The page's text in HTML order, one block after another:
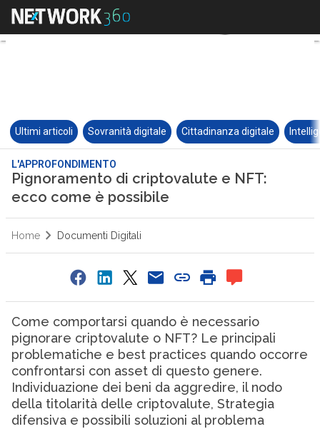
Ultimi articoli Sovranità digitale Cittadinanza digitale
L'APPROFONDIMENTO
Pignoramento di criptovalute e NFT:
ecco come è possibile
Home Documenti Digitali
Come comportarsi quando è necessario
pignorare criptovalute o NFT? Le principali
problematiche e best practices quando occorre
confrontarsi con asset di questo genere.
Individuazione dei beni da aggredire, il nodo
della titolarità delle criptovalute, Strategia
difensiva e possibili soluzioni al problema